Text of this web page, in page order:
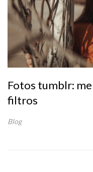
Fotos tumblr:
filtros
Blog